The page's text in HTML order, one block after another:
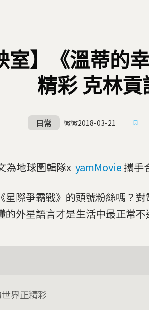
室】《溫蒂的
精彩 克林貢
日常 徽徽2018-03-21
為地球圖輯隊x yamMovie 攜手
星際爭霸戰》的頭號粉絲嗎？
的外星語言才是生活中最正常不
界正精彩